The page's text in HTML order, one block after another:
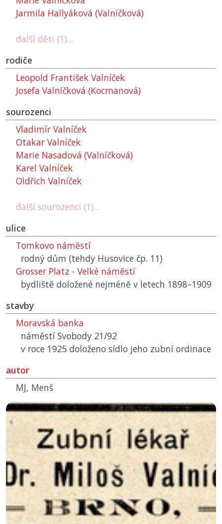
Jarmila Hallyáková (Valníčková)
další děti (1)...
rodiče
Leopold František Valníček
Josefa Valníčková (Kocmanová)
sourozenci
Vladimír Valníček
Otakar Valníček
Marie Nasadová (Valníčková)
Karel Valníček
Oldřich Valníček
další sourozenci (1)...
ulice
Tomkovo náměstí
rodný dům (tehdy Husovice čp. 11)
Grosser Platz - Velké náměstí
bydliště doložené nejméně v letech 1898–1909
stavby
Moravská banka
náměstí Svobody 21/92
v roce 1925 doloženo sídlo jeho zubní ordinace
autor
MJ, Menš